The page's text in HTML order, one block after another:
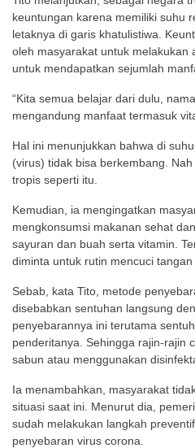
keuntungan karena memiliki suhu
letaknya di garis khatulistiwa.
oleh masyarakat untuk melakukan
untuk mendapatkan sejumlah
“Kita semua belajar dari dulu,
mengandung manfaat termasuk
Hal ini menunjukkan bahwa di
(virus) tidak bisa berkembang.
tropis seperti itu.
Kemudian, ia mengingatkan
mengkonsumsi makanan sehat
sayuran dan buah serta vitamin.
diminta untuk rutin mencuci
Sebab, kata Tito, metode
disebabkan sentuhan langsung
penyebarannya ini terutama
penderitanya. Sehingga rajin-rajin
sabun atau menggunakan
Ia menambahkan, masyarakat
situasi saat ini. Menurut dia,
sudah melakukan langkah
penyebaran virus corona.